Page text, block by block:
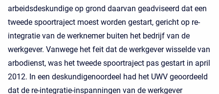
arbeidsdeskundige op grond daarvan geadviseerd dat een
tweede spoortraject moest worden gestart, gericht op re-
integratie van de werknemer buiten het bedrijf van de
werkgever. Vanwege het feit dat de werkgever wisselde van
arbodienst, was het tweede spoortraject pas gestart in april
2012. In een deskundigenoordeel had het UWV geoordeeld
dat de re-integratie-inspanningen van de werkgever